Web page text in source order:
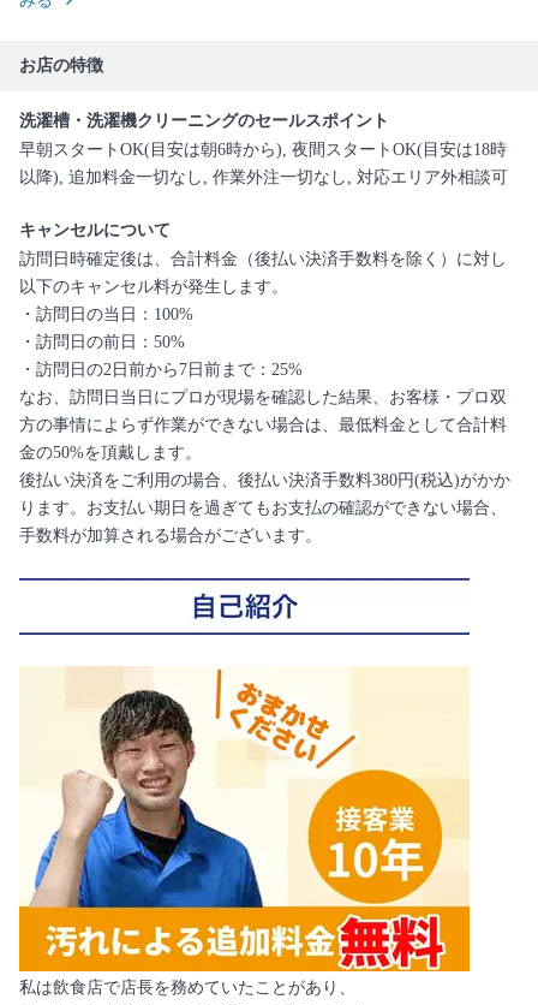
お店の特徴
洗濯槽・洗濯機クリーニングのセールスポイント
早朝スタートOK(目安は朝6時から), 夜間スタートOK(目安は18時
以降), 追加料金一切なし, 作業外注一切なし, 対応エリア外相談可
キャンセルについて
訪問日時確定後は、合計料金（後払い決済手数料を除く）に対し
以下のキャンセル料が発生します。
・訪問日の当日：100%
・訪問日の前日：50%
・訪問日の2日前から7日前まで：25%
なお、訪問日当日にプロが現場を確認した結果、お客様・プロ双
方の事情によらず作業ができない場合は、最低料金として合計料
金の50%を頂戴します。
後払い決済をご利用の場合、後払い決済手数料380円(税込)がかか
ります。お支払い期日を過ぎてもお支払の確認ができない場合、
手数料が加算される場合がございます。
私は飲食店で店長を務めていたことがあり、